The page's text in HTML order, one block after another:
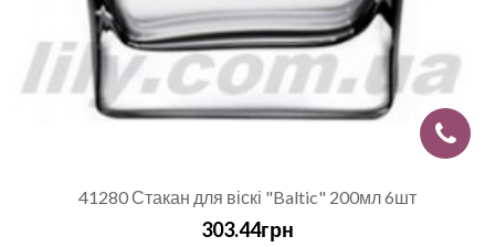
41280 Стакан для віскі "Baltic" 200мл 6шт
303.44грн